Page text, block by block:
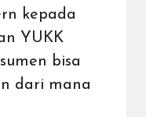
kepada
YUKK
bisa
dari mana